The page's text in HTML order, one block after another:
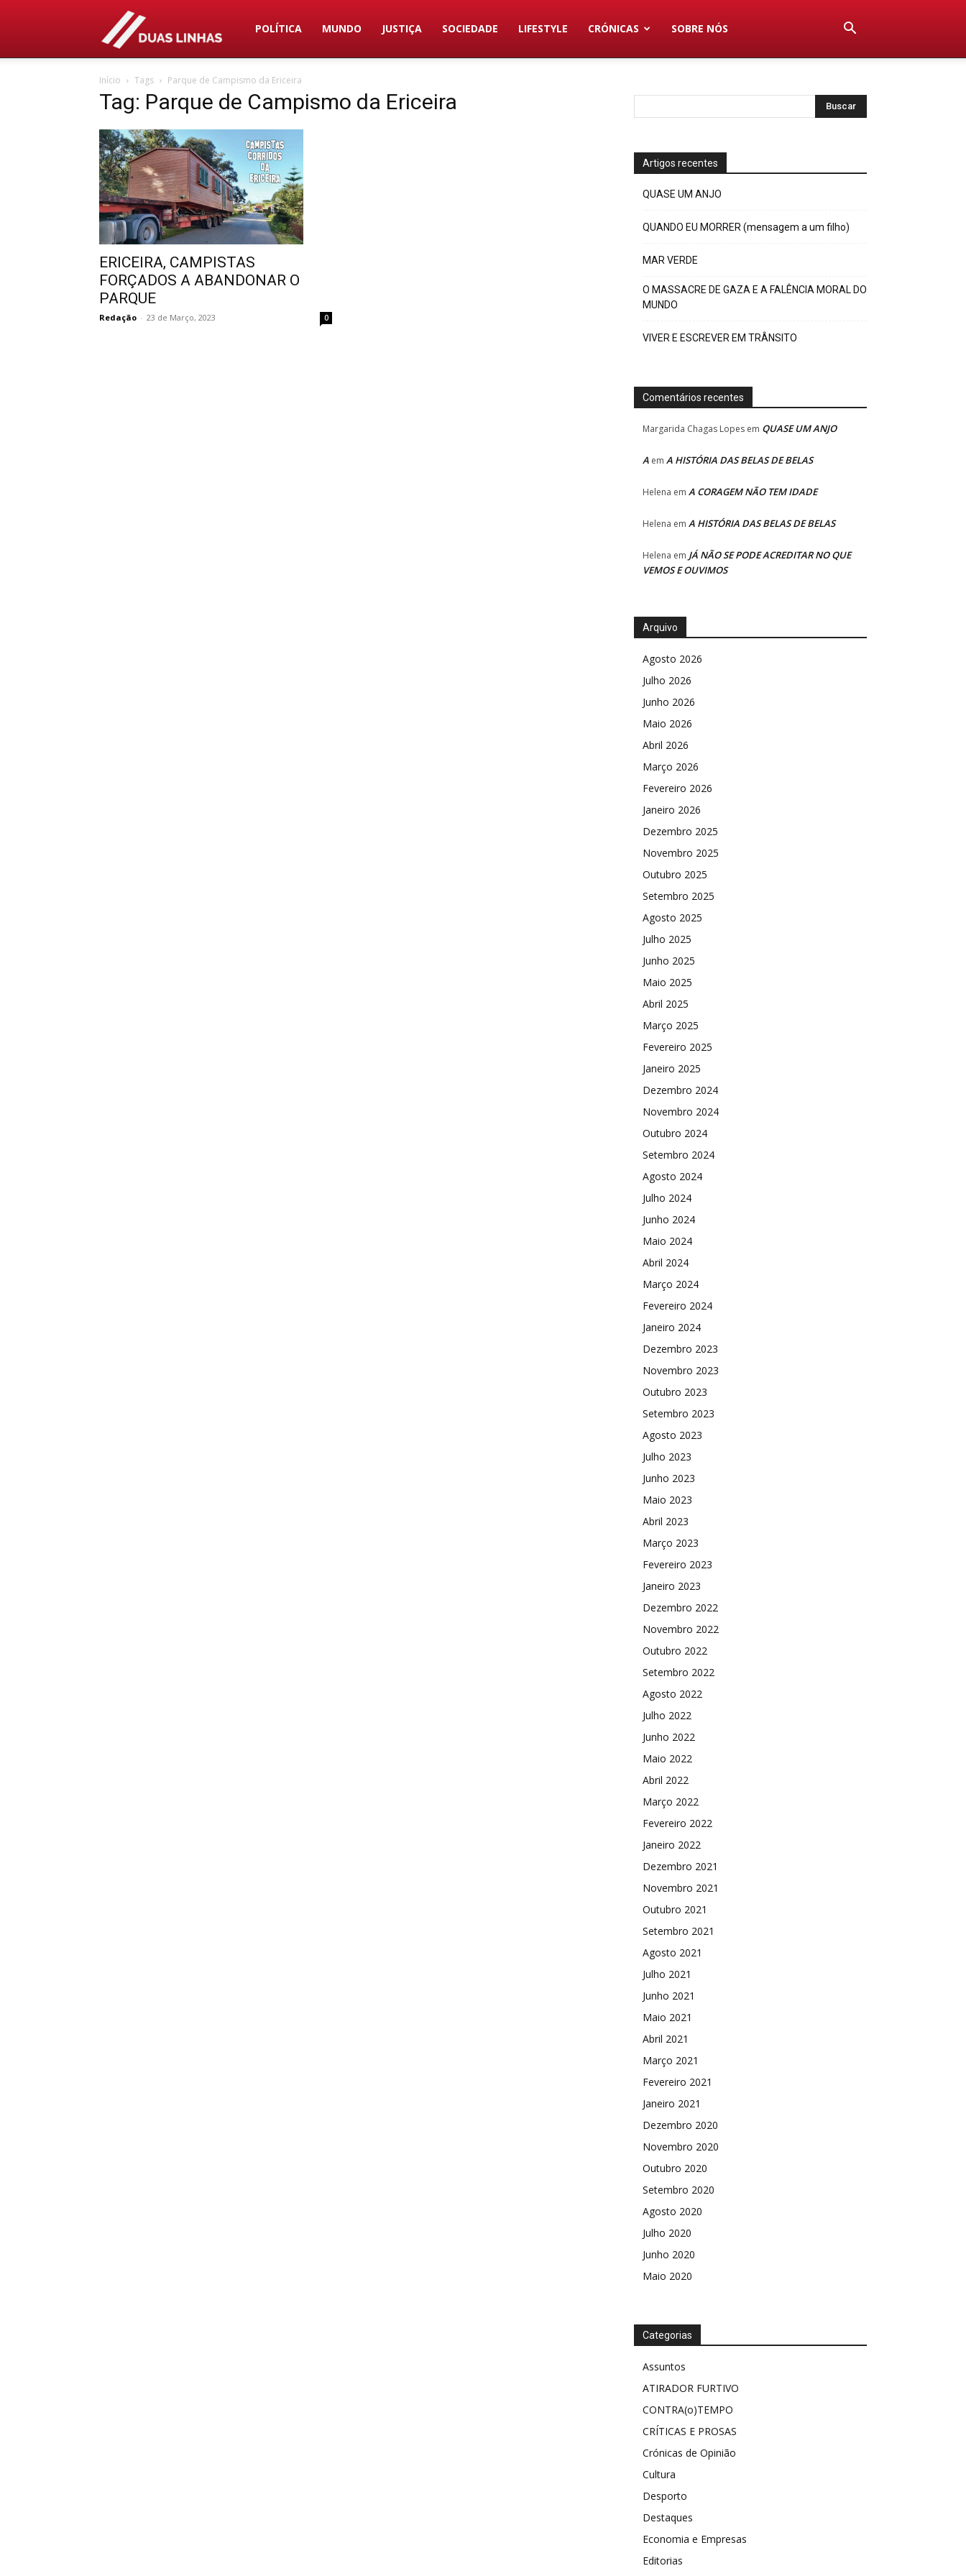
Duas
Linhas
POLÍTICA MUNDO JUSTIÇA SOCIEDADE LIFESTYLE CRÓNICAS SOBRE NÓS
Início Tags Parque de Campismo da Ericeira
Tag: Parque de Campismo da Ericeira
ERICEIRA, CAMPISTAS
FORÇADOS A ABANDONAR O
PARQUE
Redação - 23 de Março, 2023 0
Artigos recentes
QUASE UM ANJO
QUANDO EU MORRER (mensagem a um filho)
MAR VERDE
O MASSACRE DE GAZA E A FALÊNCIA MORAL DO
MUNDO
VIVER E ESCREVER EM TRÂNSITO
Comentários recentes
Margarida Chagas Lopes em QUASE UM ANJO
A em A HISTÓRIA DAS BELAS DE BELAS
Helena em A CORAGEM NÃO TEM IDADE
Helena em A HISTÓRIA DAS BELAS DE BELAS
Helena em JÁ NÃO SE PODE ACREDITAR NO QUE
VEMOS E OUVIMOS
Arquivo
Agosto 2026
Julho 2026
Junho 2026
Maio 2026
Abril 2026
Março 2026
Fevereiro 2026
Janeiro 2026
Dezembro 2025
Novembro 2025
Outubro 2025
Setembro 2025
Agosto 2025
Julho 2025
Junho 2025
Maio 2025
Abril 2025
Março 2025
Fevereiro 2025
Janeiro 2025
Dezembro 2024
Novembro 2024
Outubro 2024
Setembro 2024
Agosto 2024
Julho 2024
Junho 2024
Maio 2024
Abril 2024
Março 2024
Fevereiro 2024
Janeiro 2024
Dezembro 2023
Novembro 2023
Outubro 2023
Setembro 2023
Agosto 2023
Julho 2023
Junho 2023
Maio 2023
Abril 2023
Março 2023
Fevereiro 2023
Janeiro 2023
Dezembro 2022
Novembro 2022
Outubro 2022
Setembro 2022
Agosto 2022
Julho 2022
Junho 2022
Maio 2022
Abril 2022
Março 2022
Fevereiro 2022
Janeiro 2022
Dezembro 2021
Novembro 2021
Outubro 2021
Setembro 2021
Agosto 2021
Julho 2021
Junho 2021
Maio 2021
Abril 2021
Março 2021
Fevereiro 2021
Janeiro 2021
Dezembro 2020
Novembro 2020
Outubro 2020
Setembro 2020
Agosto 2020
Julho 2020
Junho 2020
Maio 2020
Categorias
Assuntos
ATIRADOR FURTIVO
CONTRA(o)TEMPO
CRÍTICAS E PROSAS
Crónicas de Opinião
Cultura
Desporto
Destaques
Economia e Empresas
Editorias